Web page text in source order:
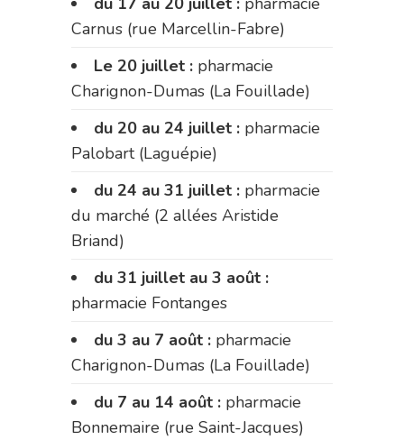
Carnus (rue Marcellin-Fabre)
Le 20 juillet : pharmacie
Charignon-Dumas (La Fouillade)
du 20 au 24 juillet : pharmacie
Palobart (Laguépie)
du 24 au 31 juillet : pharmacie
du marché (2 allées Aristide
Briand)
du 31 juillet au 3 août :
pharmacie Fontanges
du 3 au 7 août : pharmacie
Charignon-Dumas (La Fouillade)
du 7 au 14 août : pharmacie
Bonnemaire (rue Saint-Jacques)